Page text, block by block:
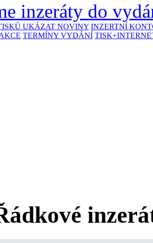
inzeráty do
UKÁZAT NOVINY INZERTNÍ
TERMÍNY VYDÁNÍ